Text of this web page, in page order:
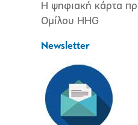
Η ψηφιακή κάρτα
Ομίλου HHG
Newsletter